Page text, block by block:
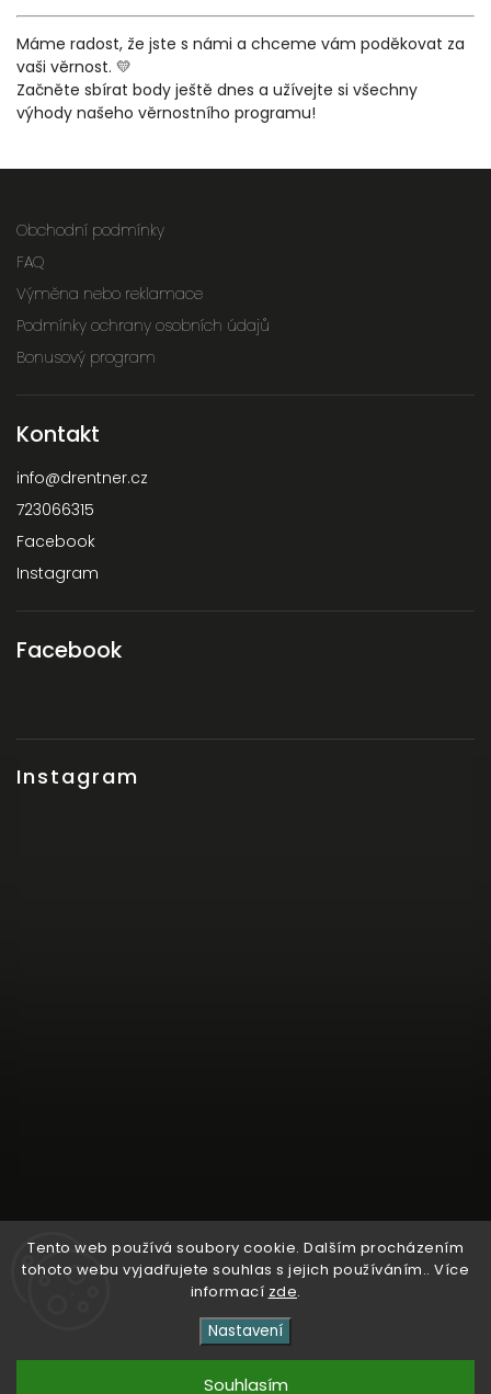
Tento web používá soubory cookie. Dalším procházením
tohoto webu vyjadřujete souhlas s jejich používáním.. Více
informací zde.
Nastavení
Souhlasím
Máme radost, že jste s námi a chceme vám poděkovat za
vaši věrnost. 💛
Začněte sbírat body ještě dnes a užívejte si všechny
výhody našeho věrnostního programu!
Instagram
Sledovat na Instagramu
Obchodní podmínky
FAQ
Výměna nebo reklamace
Podmínky ochrany osobních údajů
Bonusový program
Kontakt
info@drentner.cz
723066315
Facebook
Instagram
Facebook
Kosmetika Dr. Entner
vyhrazena.
Shoptet| DesignShoptak.cz